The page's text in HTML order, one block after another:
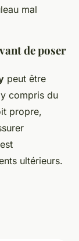
mal
de poser
peut être
compris du
propre,
ultérieurs.